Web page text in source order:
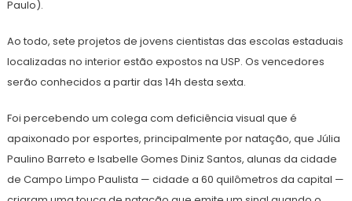
Paulo).
Ao todo, sete projetos de jovens cientistas das escolas estaduais
localizadas no interior estão expostos na USP. Os vencedores
serão conhecidos a partir das 14h desta sexta.
Foi percebendo um colega com deficiência visual que é
apaixonado por esportes, principalmente por natação, que Júlia
Paulino Barreto e Isabelle Gomes Diniz Santos, alunas da cidade
de Campo Limpo Paulista — cidade a 60 quilômetros da capital —